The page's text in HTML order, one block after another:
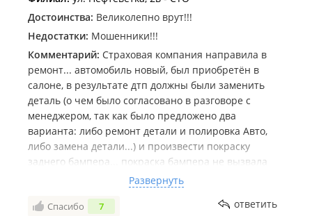
Достоинства: Великолепно врут!!!
Недостатки: Мошенники!!!
Комментарий: Страховая компания направила в
ремонт... автомобиль новый, был приобретён в
салоне, в результате дтп должны были заменить
деталь (о чем было согласовано в разговоре с
менеджером, так как было предложено два
варианта: либо ремонт детали и полировка Авто,
либо замена детали...) и произвести покраску
заднего бампера... покраска бампера не вызвала
нареканий... НО, как оказалось, деталь, которую они
должны были заменить, НЕ заменили, хотя меня
уверили в этом... деньги за эту деталь, естественно,
Развернуть
Спасибо 7 ответить